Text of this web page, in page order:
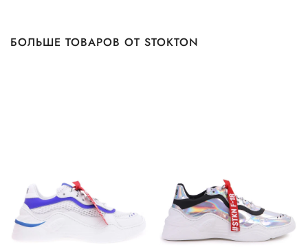
БОЛЬШЕ ТОВАРОВ ОТ STOKTON